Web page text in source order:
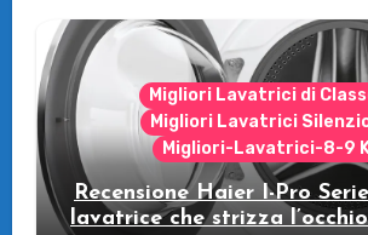
Migliori Lavatrici di
Migliori Lavatrici
Migliori-Lavatrici-8-9
Recensione Haier I-Pro
lavatrice che strizza